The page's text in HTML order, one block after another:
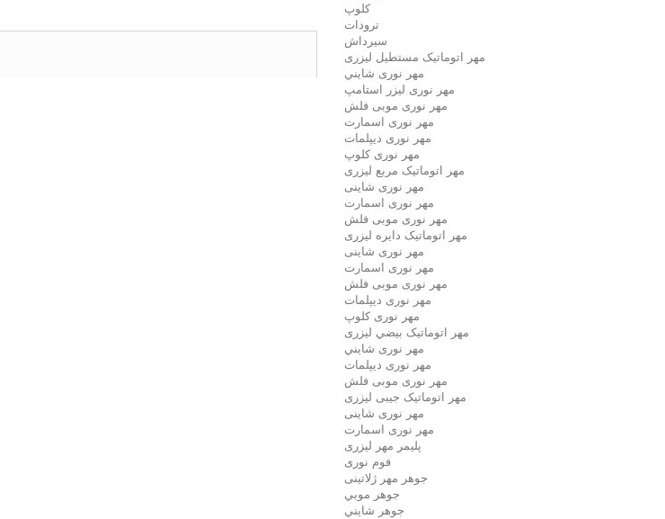
کلوپ
ترودات
سیرداش
مهر اتوماتیک مستطیل لیزری
مهر نوری شايني
مهر نوری لیزر استامپ
مهر نوری موبی فلش
مهر نوری اسمارت
مهر نوری ديپلمات
مهر نوری کلوپ
مهر اتوماتیک مربع لیزری
مهر نوری شاینی
مهر نوری اسمارت
مهر نوری موبی فلش
مهر اتوماتیک دايره لیزری
مهر نوری شاینی
مهر نوری اسمارت
مهر نوری موبی فلش
مهر نوری دیپلمات
مهر نوری کلوپ
مهر اتوماتیک بيضي لیزری
مهر نوری شايني
مهر نوری دیپلمات
مهر نوری موبی فلش
مهر اتوماتیک جیبی لیزری
مهر نوری شاینی
مهر نوری اسمارت
پلیمر مهر لیزری
فوم نوری
جوهر مهر ژلاتینی
جوهر موبي
جوهر شايني